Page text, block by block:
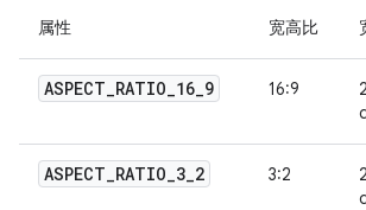
属性 宽高比
ASPECT_RATIO_16_9 16:9
ASPECT_RATIO_3_2 3:2